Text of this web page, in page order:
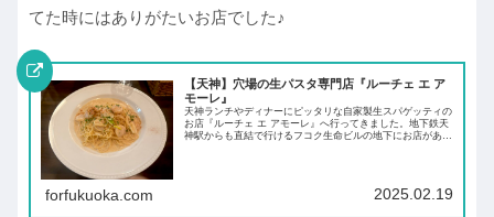
てた時にはありがたいお店でした♪
【天神】穴場の生パスタ専門店『ルーチェ エ ア
モーレ』
天神ランチやディナーにピッタリな自家製生スパゲッティの
お店『ルーチェ エ アモーレ』へ行ってきました。地下鉄天
神駅からも直結で行けるフコク生命ビルの地下にお店があり
forfukuoka.com 2025.02.19